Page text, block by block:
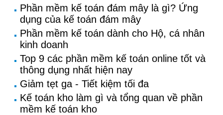
Phần mềm kế toán đám mây là gì? Ứng
dụng của kế toán đám mây
Phần mềm kế toán dành cho Hộ, cá nhân
kinh doanh
Top 9 các phần mềm kế toán online tốt và
thông dụng nhất hiện nay
Giảm tẹt ga - Tiết kiệm tối đa
Kế toán kho làm gì và tổng quan về phần
mềm kế toán kho